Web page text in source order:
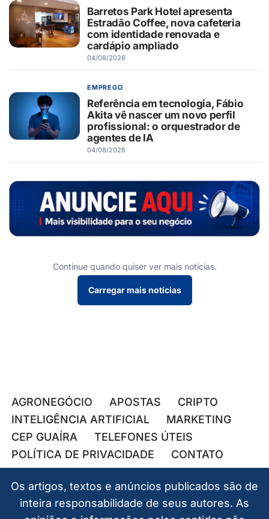
Barretos Park Hotel apresenta
Estradão Coffee, nova cafeteria
com identidade renovada e
cardápio ampliado
04/08/2026
EMPREGO
Referência em tecnologia, Fábio
Akita vê nascer um novo perfil
profissional: o orquestrador de
agentes de IA
04/08/2026
Continue quando quiser ver mais notícias.
Carregar mais notícias
AGRONEGÓCIO APOSTAS
CRIPTO
INTELIGÊNCIA ARTIFICIAL
MARKETING
CEP GUAÍRA
TELEFONES ÚTEIS
POLÍTICA DE PRIVACIDADE
CONTATO
Os artigos, textos e anúncios publicados são de
inteira responsabilidade de seus autores. As